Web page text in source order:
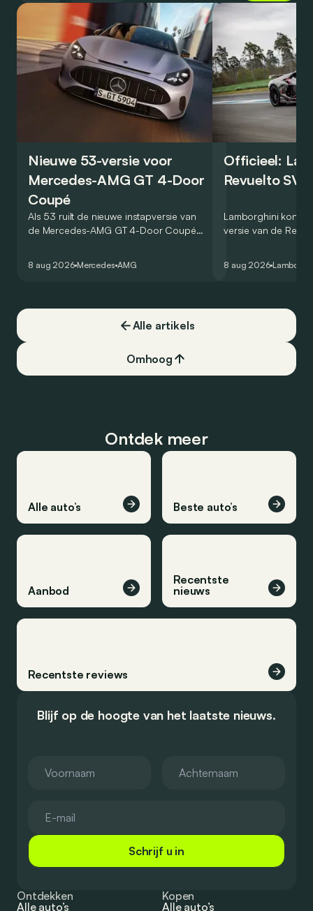
Nieuwe 53-versie voor
Mercedes-AMG GT 4-Door
Coupé
Als 53 ruilt de nieuwe instapversie van
de Mercedes-AMG GT 4-Door Coupé
8 aug 2026 Mercedes AMG
Officieel:
Revuelto SV
Lamborghini
versie van de
een record voor
8 aug 2026
Alle artikels
Omhoog
Ontdek meer
Alle auto’s Beste auto’s
Aanbod
Recentste
nieuws
Recentste reviews
Blijf op de hoogte van het laatste nieuws.
Schrijf u in
Ontdekken
Alle auto’s
Kopen
Alle auto’s